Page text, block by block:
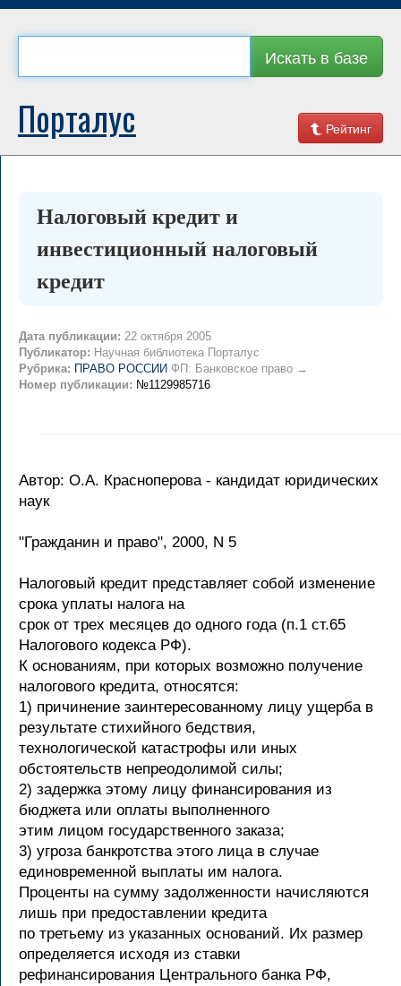
Искать в базе
Рейтинг
Порталус
Налоговый кредит и
инвестиционный налоговый
кредит
Дата публикации: 22 октября 2005
Публикатор: Научная библиотека Порталус
Рубрика: ПРАВО РОССИИ ФП: Банковское право →
Номер публикации: №1129985716
Автор: О.А. Красноперова - кандидат юридических
наук
"Гражданин и право", 2000, N 5
Налоговый кредит представляет собой изменение
срока уплаты налога на
срок от трех месяцев до одного года (п.1 ст.65
Налогового кодекса РФ).
К основаниям, при которых возможно получение
налогового кредита, относятся:
1) причинение заинтересованному лицу ущерба в
результате стихийного бедствия,
технологической катастрофы или иных
обстоятельств непреодолимой силы;
2) задержка этому лицу финансирования из
бюджета или оплаты выполненного
этим лицом государственного заказа;
3) угроза банкротства этого лица в случае
единовременной выплаты им налога.
Проценты на сумму задолженности начисляются
лишь при предоставлении кредита
по третьему из указанных оснований. Их размер
определяется исходя из ставки
рефинансирования Центрального банка РФ,